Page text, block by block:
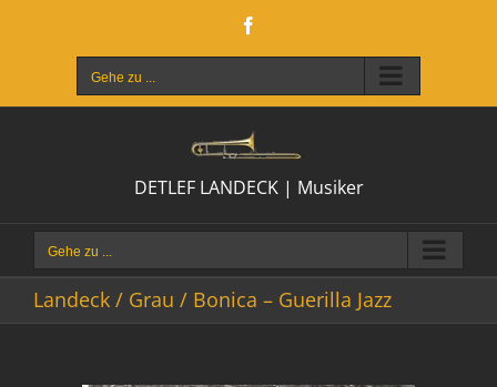
Gehe zu ...
DETLEF LANDECK | Musiker
Gehe zu ...
Landeck / Grau / Bonica – Guerilla Jazz